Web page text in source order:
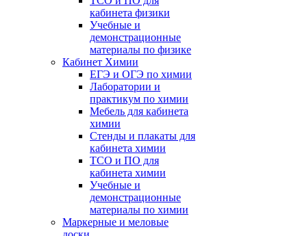
кабинета физики
Учебные и
демонстрационные
материалы по физике
Кабинет Химии
ЕГЭ и ОГЭ по химии
Лаборатории и
практикум по химии
Мебель для кабинета
химии
Стенды и плакаты для
кабинета химии
ТСО и ПО для
кабинета химии
Учебные и
демонстрационные
материалы по химии
Маркерные и меловые